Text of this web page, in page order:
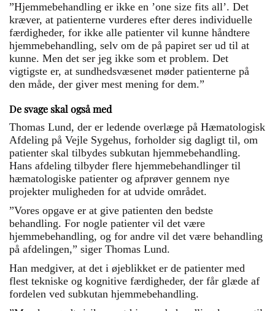
”Hjemmebehandling er ikke en ’one size fits all’. Det
kræver, at patienterne vurderes efter deres individuelle
færdigheder, for ikke alle patienter vil kunne håndtere
hjemmebehandling, selv om de på papiret ser ud til at
kunne. Men det ser jeg ikke som et problem. Det
vigtigste er, at sundhedsvæsenet møder patienterne på
den måde, der giver mest mening for dem.”
De svage skal også med
Thomas Lund, der er ledende overlæge på Hæmatologisk
Afdeling på Vejle Sygehus, forholder sig dagligt til, om
patienter skal tilbydes subkutan hjemmebehandling.
Hans afdeling tilbyder flere hjemmebehandlinger til
hæmatologiske patienter og afprøver gennem nye
projekter muligheden for at udvide området.
”Vores opgave er at give patienten den bedste
behandling. For nogle patienter vil det være
hjemmebehandling, og for andre vil det være behandling
på afdelingen,” siger Thomas Lund.
Han medgiver, at det i øjeblikket er de patienter med
flest tekniske og kognitive færdigheder, der får glæde af
fordelen ved subkutan hjemmebehandling.